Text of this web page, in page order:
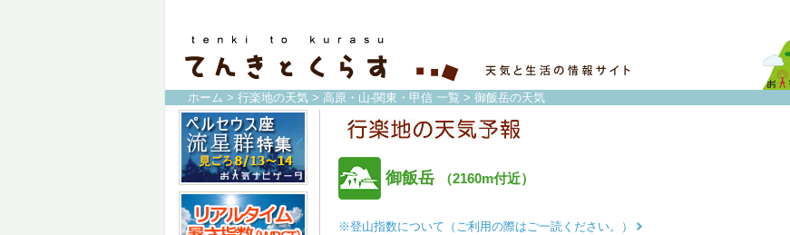
ホーム > 行楽地の天気 > 高原・山-関東・甲信 一覧 > 御飯岳の天気
御飯岳 （2160m付近）
※登山指数について（ご利用の際はご一読ください。）